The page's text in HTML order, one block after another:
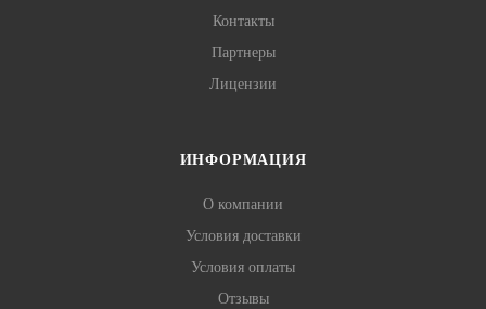
Контакты
Партнеры
Лицензии
ИНФОРМАЦИЯ
О компании
Условия доставки
Условия оплаты
Отзывы